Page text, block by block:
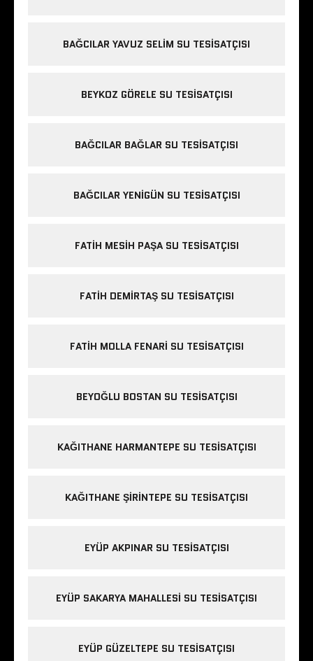
BAĞCILAR YAVUZ SELIM SU TESISATÇISI
BEYKOZ GÖRELE SU TESISATÇISI
BAĞCILAR BAĞLAR SU TESISATÇISI
BAĞCILAR YENIGÜN SU TESISATÇISI
FATIH MESIH PAŞA SU TESISATÇISI
FATIH DEMIRTAŞ SU TESISATÇISI
FATIH MOLLA FENARI SU TESISATÇISI
BEYOĞLU BOSTAN SU TESISATÇISI
KAĞITHANE HARMANTEPE SU TESISATÇISI
KAĞITHANE ŞIRINTEPE SU TESISATÇISI
EYÜP AKPINAR SU TESISATÇISI
EYÜP SAKARYA MAHALLESI SU TESISATÇISI
EYÜP GÜZELTEPE SU TESISATÇISI